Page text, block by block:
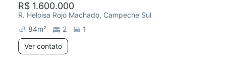
R$ 1.600.000
R. Heloisa Rojo Machado, Campeche Sul
84m² 2
1
Ver contato